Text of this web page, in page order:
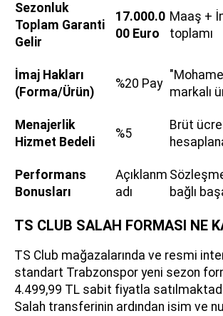
Sezonluk
Toplam Garanti
Gelir
17.000.0
00 Euro
Maaş +
toplamı
İmaj Hakları
(Forma/Ürün)
%20 Pay
markalı
Menajerlik
Hizmet Bedeli
%5
Brüt
Performans
Bonusları
Açıklanm
adı
bağlı
TS CLUB SALAH FORMASI NE
TS Club mağazalarında ve resmi
standart Trabzonspor yeni sezon
4.499,99 TL sabit fiyatla
Salah transferinin ardından isim ve